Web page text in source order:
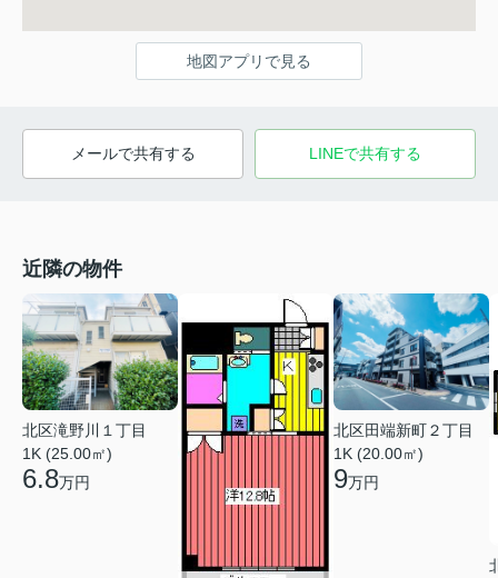
地図アプリで見る
メールで共有する LINEで共有する
近隣の物件
北区滝野川１丁目
1K (25.00㎡)
6.8万円
北区田端新町２丁目
1K (20.00㎡)
9万円